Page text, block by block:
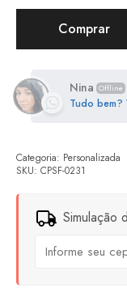
Comprar
Nina Offline
Tudo bem?
SKU: CPSF-0231
Categoria: Personalizada
Simulação